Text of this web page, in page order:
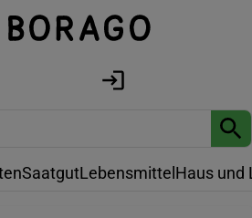
SaatgutLebensmittel Haus und